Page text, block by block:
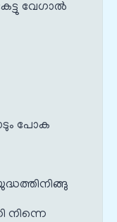
വേഗാൽ
പോക
നിന്നെ